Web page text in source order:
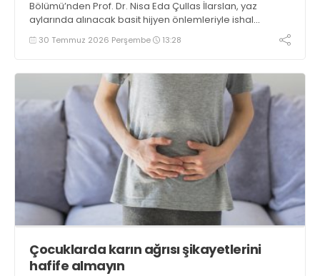
Bölümü’nden Prof. Dr. Nisa Eda Çullas İlarslan, yaz
aylarında alınacak basit hijyen önlemleriyle ishal
vakalarının önemli ölçüde önlenebileceği konusunda
bilgi verdi
30 Temmuz 2026 Perşembe 13:28
Çocuklarda karın ağrısı şikayetlerini
hafife almayın